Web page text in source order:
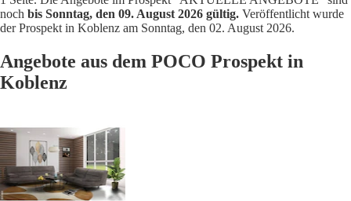
noch bis Sonntag, den 09. August 2026 gültig. Veröffentlicht wurde
der Prospekt in Koblenz am Sonntag, den 02. August 2026.
Angebote aus dem POCO Prospekt in
Koblenz